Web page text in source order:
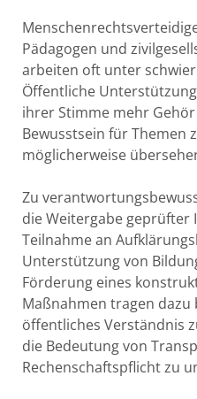
Pädagogen und
arbeiten oft unter
Öffentliche
ihrer Stimme mehr
Bewusstsein für Themen
möglicherweise
Zu
die Weitergabe geprüfter
Teilnahme an
Unterstützung von
Förderung eines
Maßnahmen tragen dazu
öffentliches Verständnis
die Bedeutung von
Rechenschaftspflicht zu